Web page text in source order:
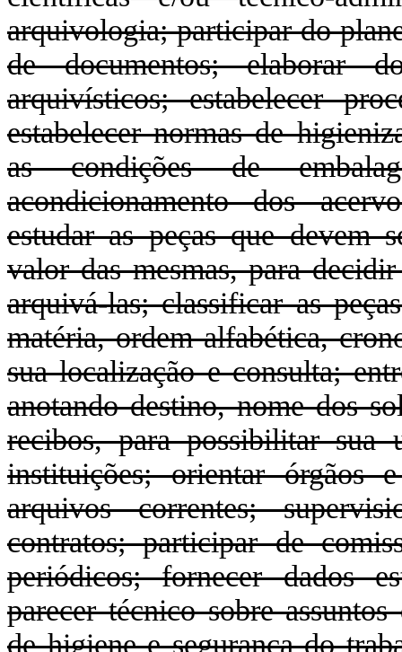
arquivologia; participar do
de documentos; elaborar
arquivísticos; estabelecer
estabelecer normas de
as condições de
acondicionamento dos
estudar as peças que devem
valor das mesmas, para
arquivá-las; classificar as
matéria, ordem alfabética,
sua localização e consulta;
anotando destino, nome dos
recibos, para possibilitar sua
instituições; orientar órgãos
arquivos correntes;
contratos; participar de
periódicos; fornecer dados
parecer técnico sobre
de higiene e segurança do